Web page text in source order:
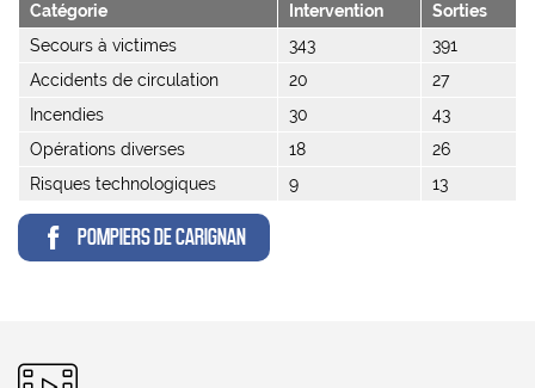
Catégorie Intervention
Sorties
Secours à victimes
343
391
Accidents de circulation
20
27
Incendies
30
43
Opérations diverses
18
26
Risques technologiques
9 13
POMPIERS DE CARIGNAN
Pictogramme